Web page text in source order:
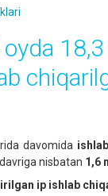
davomida
nisbatan 1,6
ip ishlab